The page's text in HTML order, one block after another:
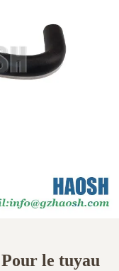
Pour le tuyau